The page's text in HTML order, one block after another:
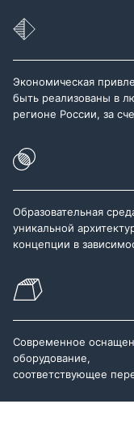
Экономическая
быть реализованы в
регионе России, за
Образовательная
уникальной
концепции в
Современное
оборудование,
соответствующее